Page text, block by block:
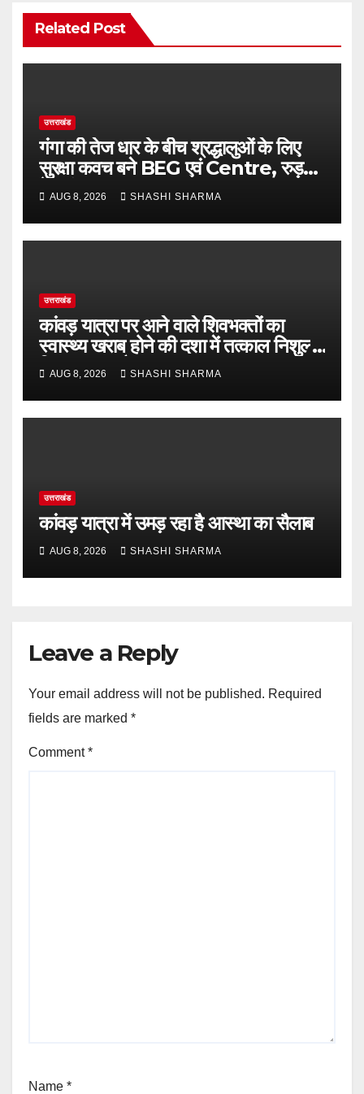
Related Post
उत्तराखंड
गंगा की तेज धार के बीच श्रद्धालुओं के लिए
सुरक्षा कवच बने BEG एवं Centre, रुड़की
के जांबाज जवान
AUG 8, 2026 SHASHI SHARMA
उत्तराखंड
कांवड़ यात्रा पर आने वाले शिवभक्तों का
स्वास्थ्य खराब होने की दशा में तत्काल निशुल्क
किया जा रहा है उपचार
AUG 8, 2026 SHASHI SHARMA
उत्तराखंड
कांवड़ यात्रा में उमड़ रहा है आस्था का सैलाब
AUG 8, 2026 SHASHI SHARMA
Leave a Reply
Your email address will not be published. Required
fields are marked *
Comment*
Name *